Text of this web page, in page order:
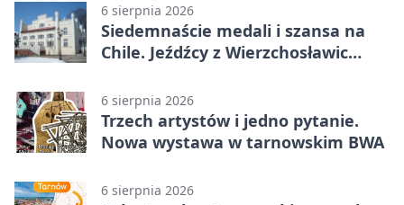
6 sierpnia 2026
Siedemnaście medali i szansa na
Chile. Jeźdźcy z Wierzchosławic
6 sierpnia 2026
Trzech artystów i jedno pytanie.
Nowa wystawa w tarnowskim BWA
6 sierpnia 2026